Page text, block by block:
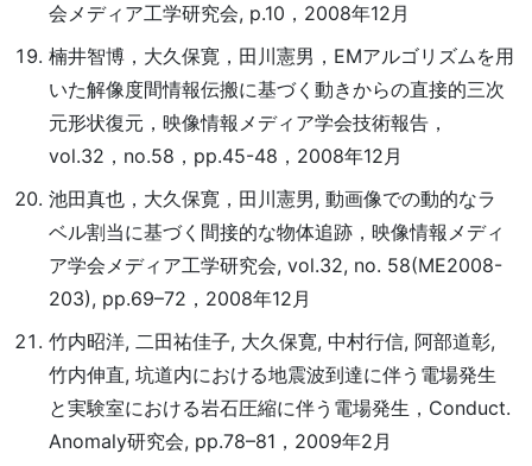
会メディア工学研究会, p.10，2008年12月
楠井智博，大久保寛，田川憲男，EMアルゴリズムを用
いた解像度間情報伝搬に基づく動きからの直接的三次
元形状復元，映像情報メディア学会技術報告，
vol.32，no.58，pp.45-48，2008年12月
池田真也，大久保寛，田川憲男, 動画像での動的なラ
ベル割当に基づく間接的な物体追跡，映像情報メディ
ア学会メディア工学研究会, vol.32, no. 58(ME2008-
203), pp.69–72，2008年12月
竹内昭洋, 二田祐佳子, 大久保寛, 中村行信, 阿部道彰,
竹内伸直, 坑道内における地震波到達に伴う電場発生
と実験室における岩石圧縮に伴う電場発生，Conduct.
Anomaly研究会, pp.78–81，2009年2月